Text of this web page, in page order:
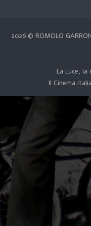
2026 © ROMOLO
La Luce, la
Il Cinema